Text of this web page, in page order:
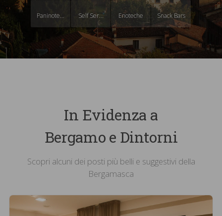
Paninote... Self Ser... Enoteche Snack Bars
In Evidenza a
Bergamo e Dintorni
Scopri alcuni dei posti più belli e suggestivi della
Bergamasca